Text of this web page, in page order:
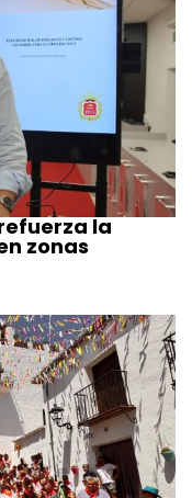
la
zonas